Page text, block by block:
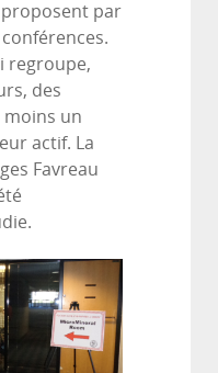
par
regroupe,
des
moins un
actif. La
Favreau